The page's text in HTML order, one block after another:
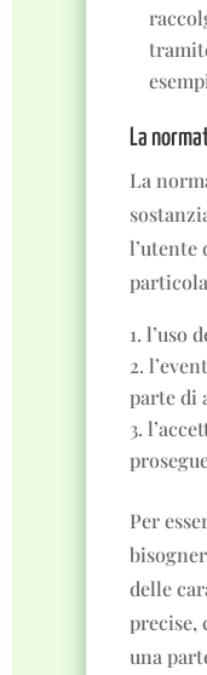
La
La
l’utente
l’uso
parte di
Per
delle
precise,
una